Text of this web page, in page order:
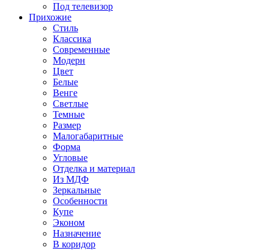
Под телевизор
Прихожие
Стиль
Классика
Современные
Модерн
Цвет
Белые
Венге
Светлые
Темные
Размер
Малогабаритные
Форма
Угловые
Отделка и материал
Из МДФ
Зеркальные
Особенности
Купе
Эконом
Назначение
В коридор